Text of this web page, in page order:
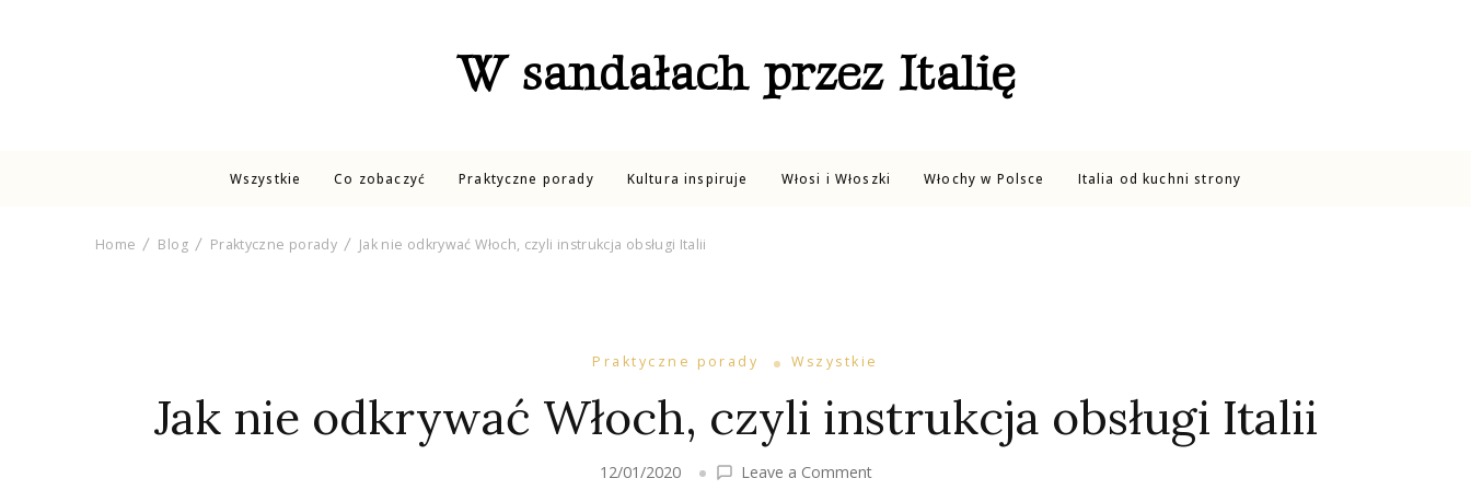
W sandałach przez Italię
Wszystkie Co zobaczyć Praktyczne porady Kultura inspiruje Włosi i Włoszki Włochy w Polsce Italia od kuchni strony
Home Blog Praktyczne porady Jak nie odkrywać Włoch, czyli instrukcja obsługi Italii
Praktyczne porady Wszystkie
Jak nie odkrywać Włoch, czyli instrukcja obsługi Italii
12/01/2020 Leave a Commenton